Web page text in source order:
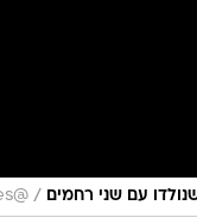
עם שני רחמים /
@mamadoctorjones